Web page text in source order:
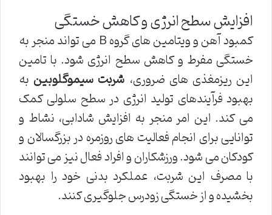
افزایش سطح انرژی و کاهش خستگی
کمبود آهن و ویتامین های گروه B می تواند منجر به
خستگی مفرط و کاهش سطح انرژی شود. با تامین
این ریزمغذی های ضروری، شربت سیموگلوبین به
بهبود فرآیندهای تولید انرژی در سطح سلولی کمک
می کند. این امر منجر به افزایش شادابی، نشاط و
توانایی برای انجام فعالیت های روزمره در بزرگسالان و
کودکان می شود. ورزشکاران و افراد فعال نیز می توانند
با مصرف این شربت، عملکرد بدنی خود را بهبود
بخشیده و از خستگی زودرس جلوگیری کنند.